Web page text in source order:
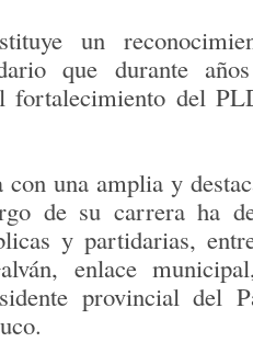
un
que durante
fortalecimiento del
una amplia y
de su carrera ha
y partidarias,
enlace
provincial del